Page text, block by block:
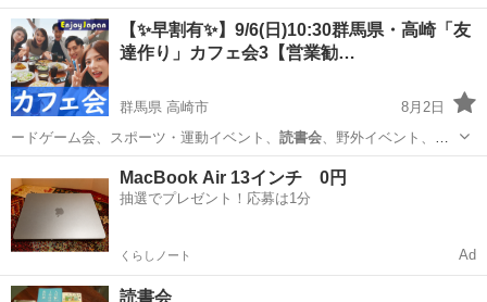
み会、他一部のイベン…
群馬 前橋市 その他 会場
【✨早割有✨】9/6(日)10:30群馬県・高崎「友
達作り」カフェ会3【営業勧…
群馬県 高崎市
8月2日
ードゲーム会、スポーツ・運動イベント、 読書会、野外イベント、飲
み会、他一部のイベン…
キッカケ
MacBook Air 13インチ 0円
抽選でプレゼント！応募は1分
くらしノート Ad
読書会